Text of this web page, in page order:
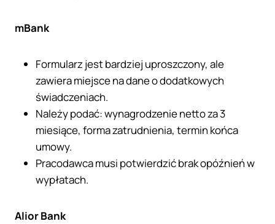
mBank
Formularz jest bardziej uproszczony, ale
zawiera miejsce na dane o dodatkowych
świadczeniach.
Należy podać: wynagrodzenie netto za 3
miesiące, forma zatrudnienia, termin końca
umowy.
Pracodawca musi potwierdzić brak opóźnień w
wypłatach.
Alior Bank